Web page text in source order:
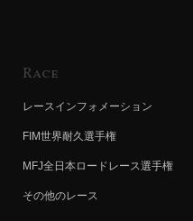
Race
レースインフォメーション
FIM世界耐久選手権
MFJ全日本ロードレース選手権
その他のレース